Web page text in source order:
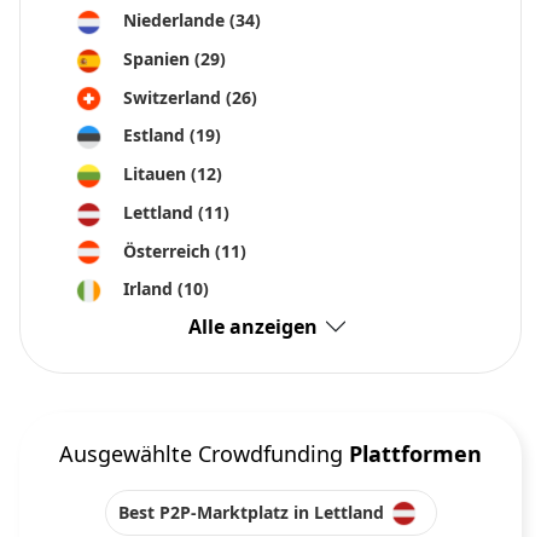
Niederlande (34)
Spanien (29)
Switzerland (26)
Estland (19)
Litauen (12)
Lettland (11)
Österreich (11)
Irland (10)
Alle anzeigen
Ausgewählte Crowdfunding Plattformen
Best P2P-Marktplatz in Lettland